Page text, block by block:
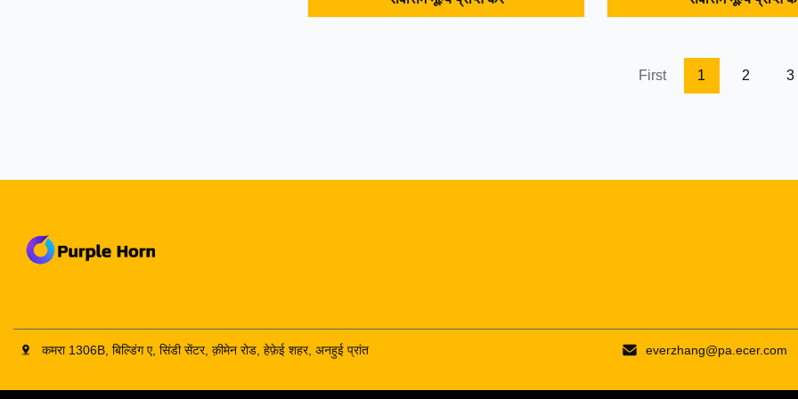
has both high strength of
elasticity of rubber. Its
rubber elongation and
2. high strength. At rubber
First 1 2 3
कमरा 1306B, बिल्डिंग ए, सिंडी सेंटर, क़ीमेन रोड, हेफ़ेई शहर, अनहुई प्रांत everzhang@pa.ecer.com